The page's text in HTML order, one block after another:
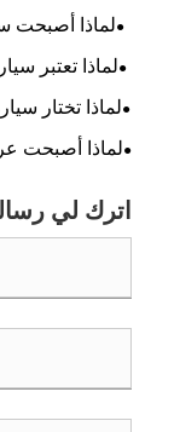
لماذا أصبحت
سبائك
سي
لماذا أصبحت
اترك لي